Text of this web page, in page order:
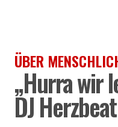
ÜBER
„Hurra wir
DJ